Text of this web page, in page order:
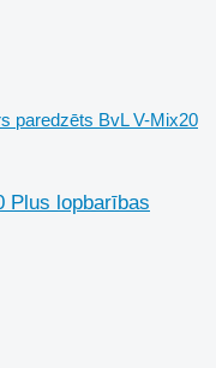
paredzēts BvL V-Mix20
Plus lopbarības